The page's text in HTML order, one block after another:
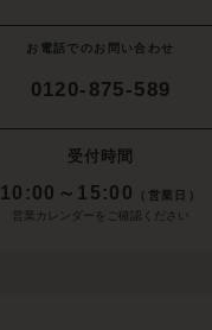
お電話でのお問い合わせ
0120-875-589
受付時間
10:00～15:00
（営業日）
営業カレンダーをご確認ください